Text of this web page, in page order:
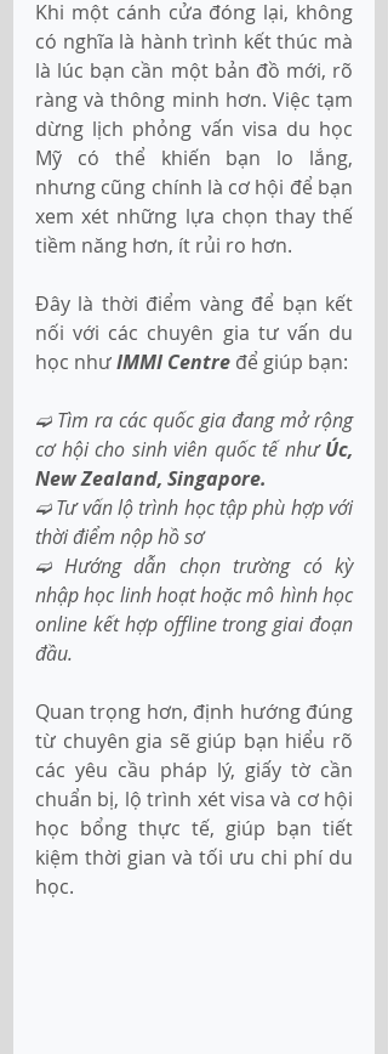
Khi một cánh cửa đóng lại, không
có nghĩa là hành trình kết thúc mà
là lúc bạn cần một bản đồ mới, rõ
ràng và thông minh hơn. Việc tạm
dừng lịch phỏng vấn visa du học
Mỹ có thể khiến bạn lo lắng,
nhưng cũng chính là cơ hội để bạn
xem xét những lựa chọn thay thế
tiềm năng hơn, ít rủi ro hơn.
Đây là thời điểm vàng để bạn kết
nối với các chuyên gia tư vấn du
học như IMMI Centre để giúp bạn:
➫ Tìm ra các quốc gia đang mở rộng
cơ hội cho sinh viên quốc tế như Úc,
New Zealand, Singapore.
➫ Tư vấn lộ trình học tập phù hợp với
thời điểm nộp hồ sơ
➫ Hướng dẫn chọn trường có kỳ
nhập học linh hoạt hoặc mô hình học
online kết hợp offline trong giai đoạn
đầu.
Quan trọng hơn, định hướng đúng
từ chuyên gia sẽ giúp bạn hiểu rõ
các yêu cầu pháp lý, giấy tờ cần
chuẩn bị, lộ trình xét visa và cơ hội
học bổng thực tế, giúp bạn tiết
kiệm thời gian và tối ưu chi phí du
học.